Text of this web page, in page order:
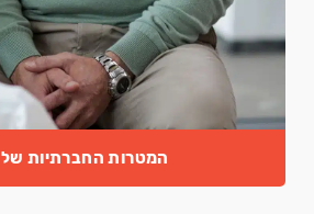
המטרות החברתיות של 121